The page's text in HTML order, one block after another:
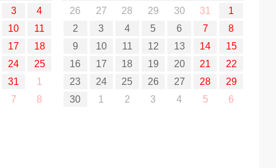
3
4
10
11
17
18
24
25
31
1
7 8
26
27 28 29 30 31
1
2
3 4 5 6 7
8
9
10 11 12 13 14
15
16
17 18 19 20 21
22
23
24 25 26 27 28
29
30
1 2 3 4 5 6